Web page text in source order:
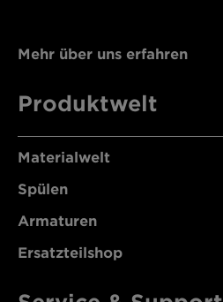
Mehr über uns erfahren
Produktwelt
Materialwelt
Spülen
Armaturen
Ersatzteilshop